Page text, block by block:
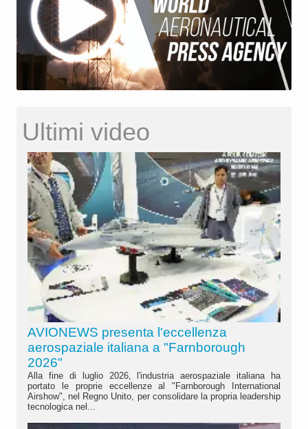
Ultimi video
AVIONEWS presenta l'eccellenza
aerospaziale italiana a "Farnborough
2026"
Alla fine di luglio 2026, l'industria aerospaziale italiana ha
portato le proprie eccellenze al "Farnborough International
Airshow", nel Regno Unito, per consolidare la propria leadership
tecnologica nel...